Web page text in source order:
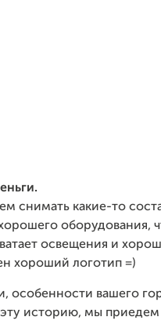
снимать какие-то
оборудования,
освещения и
хороший логотип =)
особенности вашего
историю, мы